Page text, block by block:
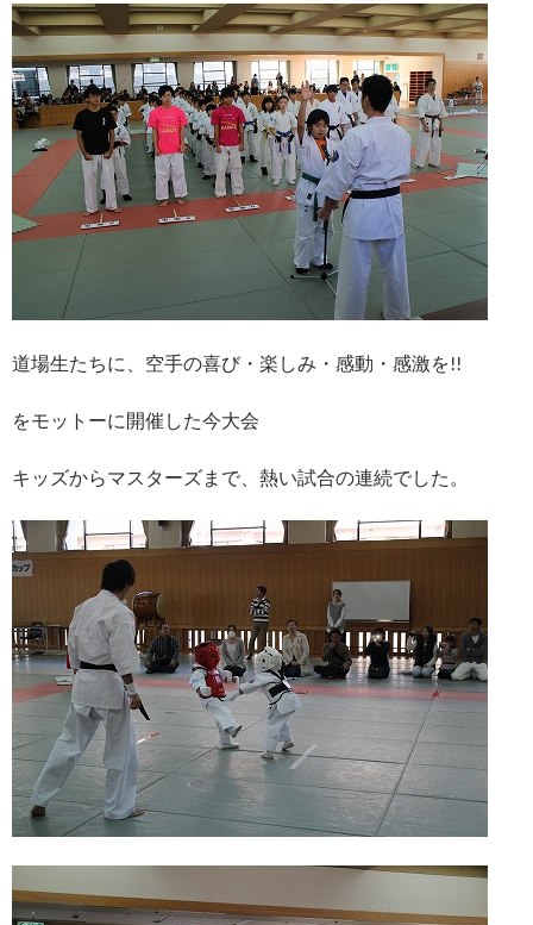
道場生たちに、空手の喜び・楽しみ・感動・感激を!!
をモットーに開催した今大会
キッズからマスターズまで、熱い試合の連続でした。